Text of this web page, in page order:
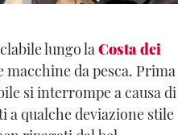
lungo laCosta dei
macchine da pesca. Prima
si interrompe a causa di
a qualche deviazione stile